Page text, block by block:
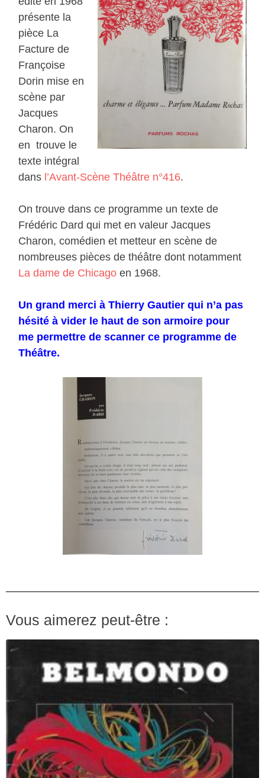
présente la
pièce La
Facture de
Françoise
Dorin mise en
scène par
Jacques
Charon. On
en trouve le
texte intégral
dans l’Avant-Scène Théâtre n°416.
On trouve dans ce programme un texte de
Frédéric Dard qui met en valeur Jacques
Charon, comédien et metteur en scène de
nombreuses pièces de théâtre dont notamment
La dame de Chicago en 1968.
Un grand merci à Thierry Gautier qui n’a pas
hésité à vider le haut de son armoire pour
me permettre de scanner ce programme de
Théâtre.
Vous aimerez peut-être :